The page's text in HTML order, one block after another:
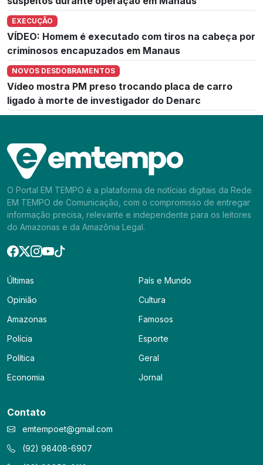
EXECUÇÃO
VÍDEO: Homem é executado com tiros na cabeça por
criminosos encapuzados em Manaus
NOVOS DESDOBRAMENTOS
Vídeo mostra PM preso trocando placa de carro
ligado à morte de investigador do Denarc
O Portal EM TEMPO é a plataforma de notícias digitais da Rede
EM TEMPO de Comunicação, com o compromisso de entregar
informação precisa, relevante e independente para os leitores
do Amazonas e da Amazônia Legal.
Últimas
Opinião
Amazonas
Polícia
Política
Economia
País e Mundo
Cultura
Famosos
Esporte
Geral
Jornal
Contato
emtempoet@gmail.com
(92) 98408-6907